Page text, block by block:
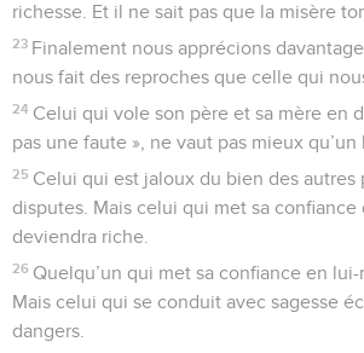
richesse. Et il ne sait pas que la misère
23 Finalement nous apprécions
nous fait des reproches que celle qui
24 Celui qui vole son père et sa mère en
pas une faute », ne vaut pas mieux qu’un
25 Celui qui est jaloux du bien des autres
disputes. Mais celui qui met sa confiance
deviendra riche.
26 Quelqu’un qui met sa confiance en lui-
Mais celui qui se conduit avec sagesse
dangers.